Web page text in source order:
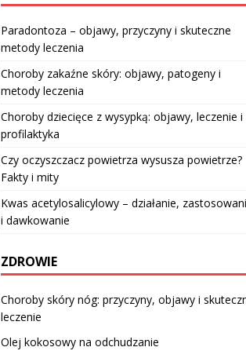
Paradontoza – objawy, przyczyny i skuteczne
metody leczenia
Choroby zakaźne skóry: objawy, patogeny i
metody leczenia
Choroby dziecięce z wysypką: objawy, leczenie i
profilaktyka
Czy oczyszczacz powietrza wysusza powietrze?
Fakty i mity
Kwas acetylosalicylowy – działanie,
i dawkowanie
ZDROWIE
Choroby skóry nóg: przyczyny, objawy i
leczenie
Olej kokosowy na odchudzanie